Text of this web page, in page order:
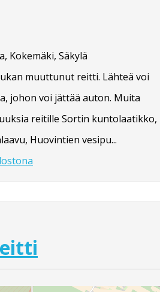
Kokemäki, Säkylä
muuttunut reitti. Lähteä voi
johon voi jättää auton. Muita
reitille Sortin kuntolaatikko,
Huovintien vesipu...